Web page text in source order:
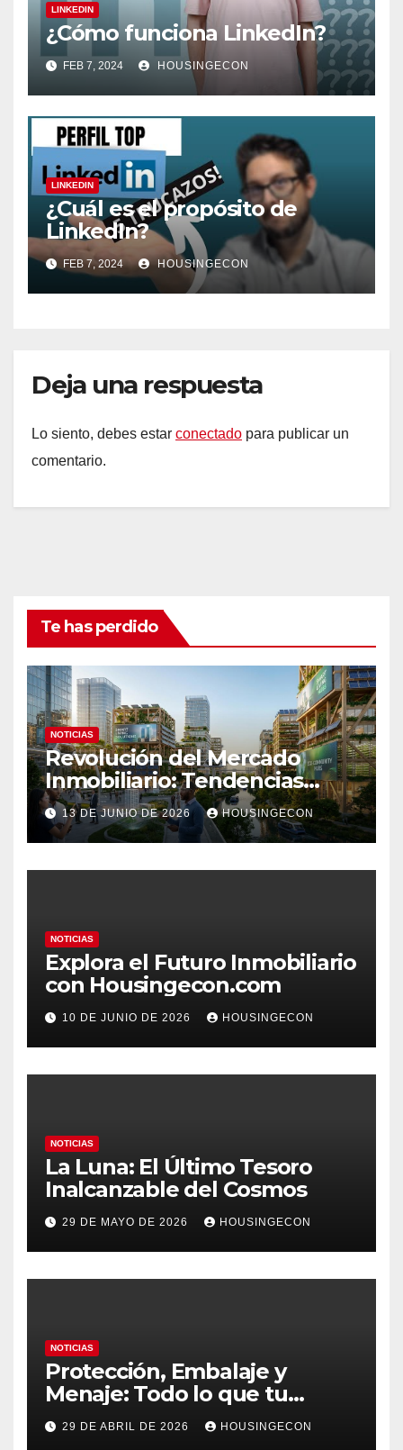
LINKEDIN
¿Cómo funciona LinkedIn?
FEB 7, 2024 HOUSINGECON
LINKEDIN
¿Cuál es el propósito de
LinkedIn?
FEB 7, 2024 HOUSINGECON
Deja una respuesta
Lo siento, debes estar conectado para publicar un
comentario.
Te has perdido
NOTICIAS
Revolución del Mercado
Inmobiliario: Tendencias
Clave 2023
13 DE JUNIO DE 2026 HOUSINGECON
NOTICIAS
Explora el Futuro Inmobiliario
con Housingecon.com
10 DE JUNIO DE 2026 HOUSINGECON
NOTICIAS
La Luna: El Último Tesoro
Inalcanzable del Cosmos
29 DE MAYO DE 2026 HOUSINGECON
NOTICIAS
Protección, Embalaje y
Menaje: Todo lo que tu
negocio necesita en un solo
lugar
29 DE ABRIL DE 2026 HOUSINGECON